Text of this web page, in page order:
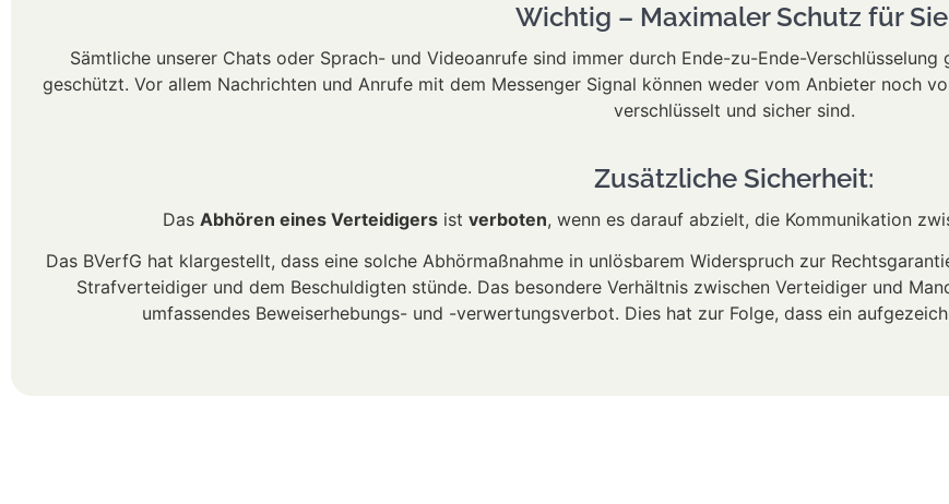
Wichtig – Maximaler Schutz für
Sämtliche unserer Chats oder Sprach- und Videoanrufe sind immer durch Ende-zu-Ende-
geschützt. Vor allem Nachrichten und Anrufe mit dem Messenger Signal können weder vom Anbieter noch
verschlüsselt und sicher sind.
Zusätzliche Sicherheit:
Das Abhören eines Verteidigers ist verboten, wenn es darauf abzielt, die Kommunikation
Das BVerfG hat klargestellt, dass eine solche Abhörmaßnahme in unlösbarem Widerspruch zur
Strafverteidiger und dem Beschuldigten stünde. Das besondere Verhältnis zwischen Verteidiger und
umfassendes Beweiserhebungs- und -verwertungsverbot. Dies hat zur Folge, dass ein